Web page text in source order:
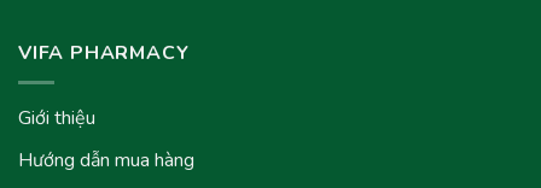
VIFA PHARMACY
Giới thiệu
Hướng dẫn mua hàng